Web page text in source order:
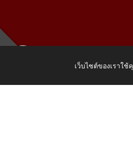
เว็บไซต์ของเราใ